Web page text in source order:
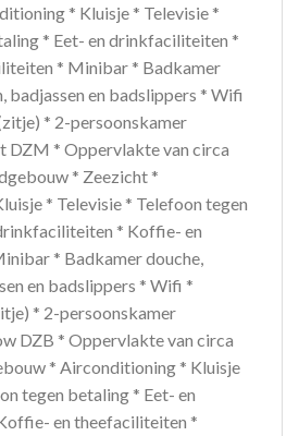
* Kluisje * Televisie *
* Eet- en drinkfaciliteiten *
* Minibar * Badkamer
badjassen en badslippers * Wifi
* 2-persoonskamer
DZM * Oppervlakte van circa
* Zeezicht *
* Televisie * Telefoon tegen
* Koffie- en
* Badkamer douche,
en badslippers * Wifi *
* 2-persoonskamer
DZB * Oppervlakte van circa
* Airconditioning * Kluisje
tegen betaling * Eet- en
en theefaciliteiten *